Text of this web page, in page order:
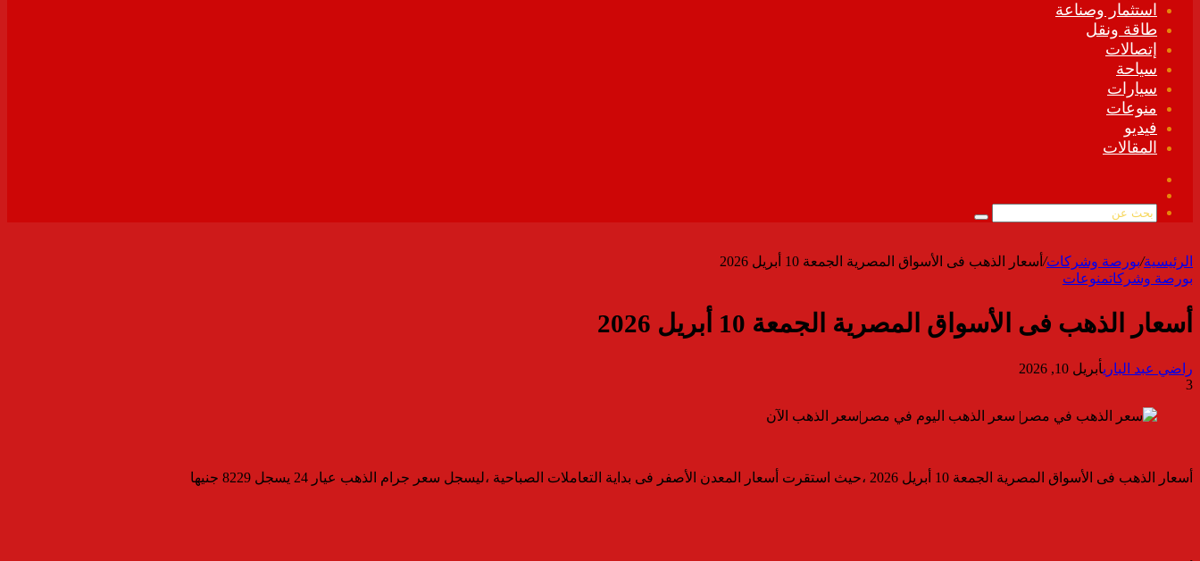
استثمار وصناعة
طاقة ونقل
إتصالات
سياحة
سيارات
منوعات
فيديو
المقالات
الموقع
بحث
الرئيسية/بورصة وشركات/ أسعار الذهب فى الأسواق المصرية الجمعة 10 أبريل 2026
بورصة وشركاتمنوعات
أسعار الذهب فى الأسواق المصرية الجمعة 10 أبريل 2026
راضي عبد الباريأبريل 10, 2026
3
أسعار الذهب فى الأسواق المصرية الجمعة 10 أبريل 2026 ،حيث استقرت أسعار المعدن الأصفر فى بداية التعاملات الصباحية ،ليسجل سعر جرام الذهب عيار 24 يسجل 8229 جنيها